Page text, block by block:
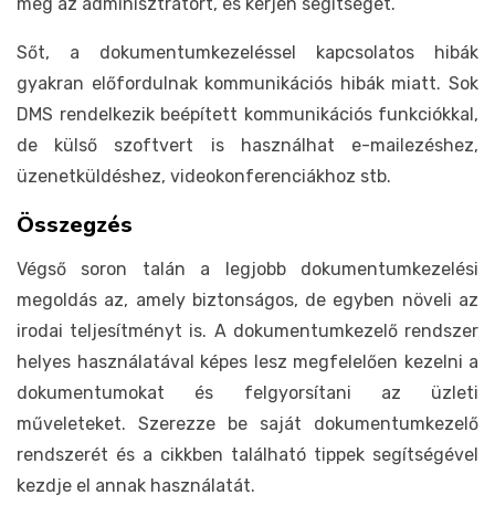
Sőt, a dokumentumkezeléssel kapcsolatos hibák
gyakran előfordulnak kommunikációs hibák miatt. Sok
DMS rendelkezik beépített kommunikációs funkciókkal,
de külső szoftvert is használhat e-mailezéshez,
üzenetküldéshez, videokonferenciákhoz stb.
Összegzés
Végső soron talán a legjobb dokumentumkezelési
megoldás az, amely biztonságos, de egyben növeli az
irodai teljesítményt is. A dokumentumkezelő rendszer
helyes használatával képes lesz megfelelően kezelni a
dokumentumokat és felgyorsítani az üzleti
műveleteket. Szerezze be saját dokumentumkezelő
rendszerét és a cikkben található tippek segítségével
kezdje el annak használatát.